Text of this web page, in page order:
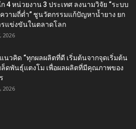
4 หน่วยงาน 3 ประเทศ ลงนามวิจัย “ระบบ
วามถี่ต่ำ” ชูนวัตกรรมแก้ปัญหาน้ำยาง ยก
รแข่งขันในตลาดโลก
2026
นวคิด “ทุกผลผลิตที่ดี เริ่มต้นจากจุดเริ่มต้น
ล็ดพันธุ์แตงโม เพื่อผลผลิตที่มีคุณภาพของ
2026